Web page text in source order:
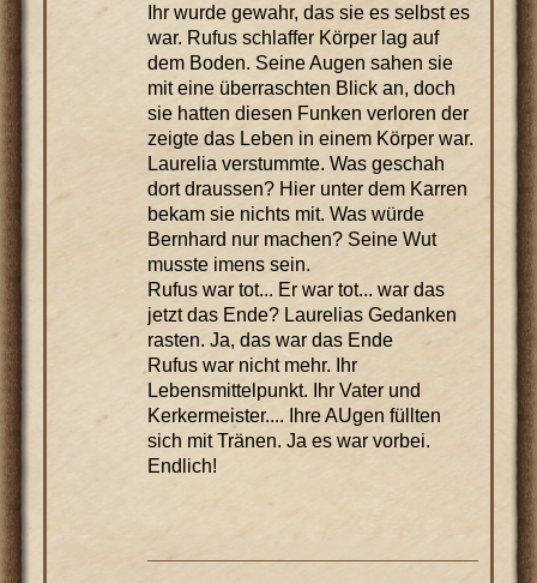
Ihr wurde gewahr, das sie es selbst es
war. Rufus schlaffer Körper lag auf
dem Boden. Seine Augen sahen sie
mit eine überraschten Blick an, doch
sie hatten diesen Funken verloren der
zeigte das Leben in einem Körper war.
Laurelia verstummte. Was geschah
dort draussen? Hier unter dem Karren
bekam sie nichts mit. Was würde
Bernhard nur machen? Seine Wut
musste imens sein.
Rufus war tot... Er war tot... war das
jetzt das Ende? Laurelias Gedanken
rasten. Ja, das war das Ende
Rufus war nicht mehr. Ihr
Lebensmittelpunkt. Ihr Vater und
Kerkermeister.... Ihre AUgen füllten
sich mit Tränen. Ja es war vorbei.
Endlich!